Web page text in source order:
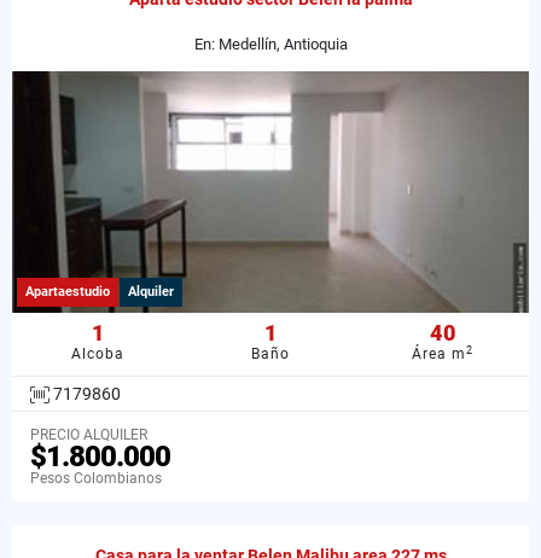
En: Medellín, Antioquia
Apartaestudio Alquiler
1
Alcoba
1
Baño
40
Área m2
7179860
PRECIO ALQUILER
$1.800.000
Pesos Colombianos